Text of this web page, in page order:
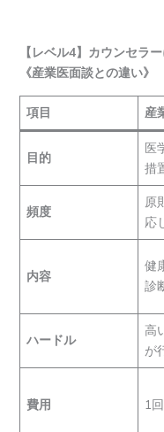
【レベル4】カウンセラ
《産業医面談との違い》
項目 産
目的
医
措
頻度
原
応
内容
健
診
ハードル
高
が
費用 1